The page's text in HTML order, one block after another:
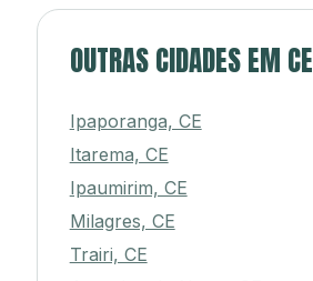
OUTRAS CIDADES EM CE
Ipaporanga, CE
Itarema, CE
Ipaumirim, CE
Milagres, CE
Trairi, CE